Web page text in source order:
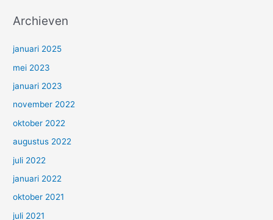
Archieven
januari 2025
mei 2023
januari 2023
november 2022
oktober 2022
augustus 2022
juli 2022
januari 2022
oktober 2021
juli 2021